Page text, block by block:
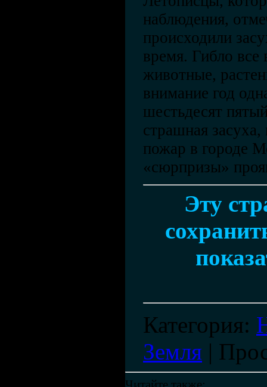
наблюдения,
происходили
время. Гибло
животные,
внимание год
шестьдесят
страшная
пожар в городе
«сюрпризы»
Эту
Категория:
Земля |